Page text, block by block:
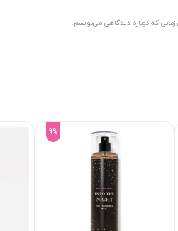
زمانی که دوباره دیدگاهی می‌نویسم.
9%